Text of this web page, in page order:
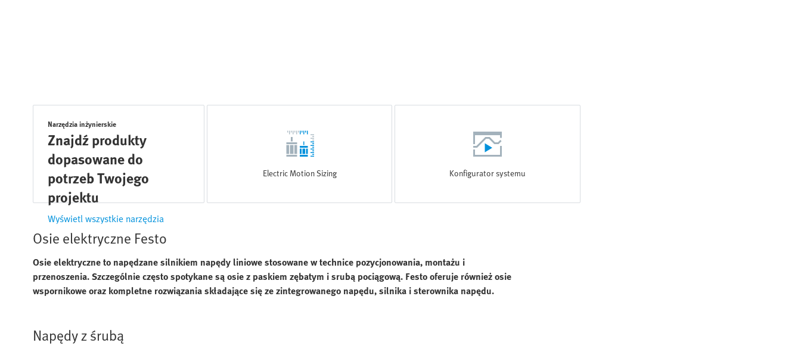
Narzędzia inżynierskie
Znajdź produkty
dopasowane do
potrzeb Twojego
projektu
Wyświetl wszystkie narzędzia
Electric Motion Sizing Konfigurator systemu
Osie elektryczne Festo
Osie elektryczne to napędzane silnikiem napędy liniowe stosowane w technice pozycjonowania, montażu i
przenoszenia. Szczególnie często spotykane są osie z paskiem zębatym i srubą pociągową. Festo oferuje również osie
wspornikowe oraz kompletne rozwiązania składające się ze zintegrowanego napędu, silnika i sterownika napędu.
Napędy z śrubą